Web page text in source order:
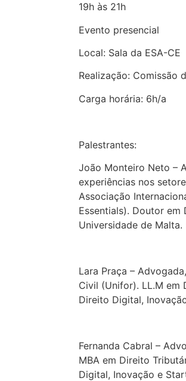
19h às 21h
Evento presencial
Local: Sala da ESA-CE
Realização: Comissão
Carga horária: 6h/a
Palestrantes:
João Monteiro Neto –
experiências nos
Associação
Essentials). Doutor
Universidade de
Lara Praça –
Civil (Unifor). LL.M em
Direito Digital,
Fernanda Cabral –
MBA em Direito
Digital, Inovação e